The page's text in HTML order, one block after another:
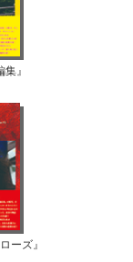
』
ーズ』